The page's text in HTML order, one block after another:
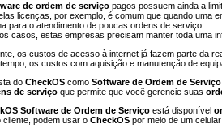
de ordem de serviço pagos possuem ainda a
licenças, por exemplo, é comum que quando uma
para o atendimento de poucas ordens de serviço.
casos, estas empresas precisam manter toda uma
os custos de acesso à internet já fazem parte da
os custos com aquisição e manutenção de
doCheckOS comoSoftware de Ordem de Serviço
de serviço que permite que você gerencie suas
Software de Ordem de Serviço está disponível
cliente, podem usar oCheckOS por meio de um